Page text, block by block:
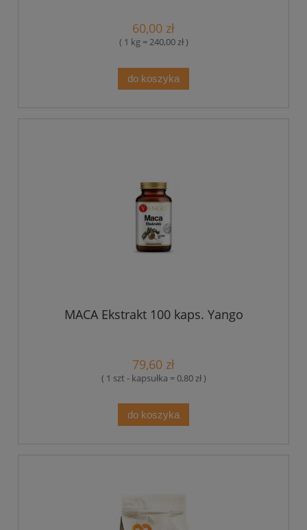
60,00 zł
( 1 kg = 240,00 zł )
do koszyka
MACA Ekstrakt 100 kaps. Yango
79,60 zł
( 1 szt - kapsułka = 0,80 zł )
do koszyka